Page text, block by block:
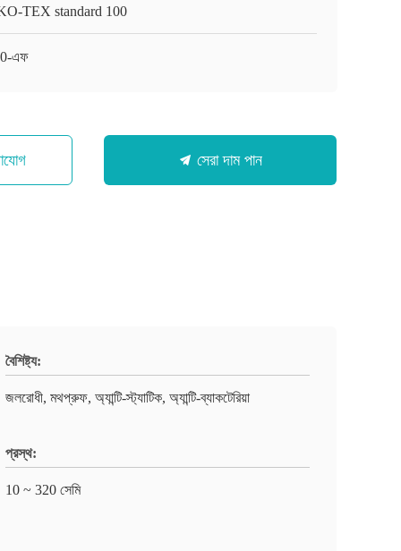
TEX standard 100
এফ
সেরা দাম পান
বৈশিষ্ট্য:
জলরোধী, মথপ্রুফ, অ্যান্টি-স্ট্যাটিক, অ্যান্টি-ব্যাকটেরিয়া
প্রস্থ:
10 ~ 320 সেমি